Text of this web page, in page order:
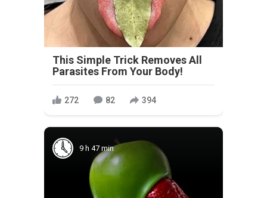
This Simple Trick Removes All
Parasites From Your Body!
272 82 394
9 h 47 min